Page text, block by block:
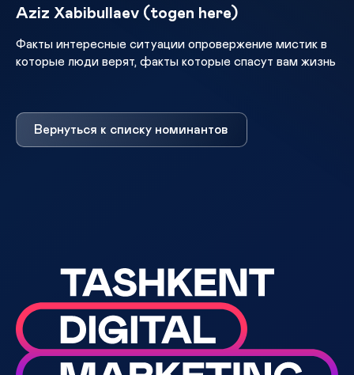
Aziz Xabibullaev (togen here)
Факты интересные ситуации опровержение мистик в
которые люди верят, факты которые спасут вам жизнь
Вернуться к списку номинантов